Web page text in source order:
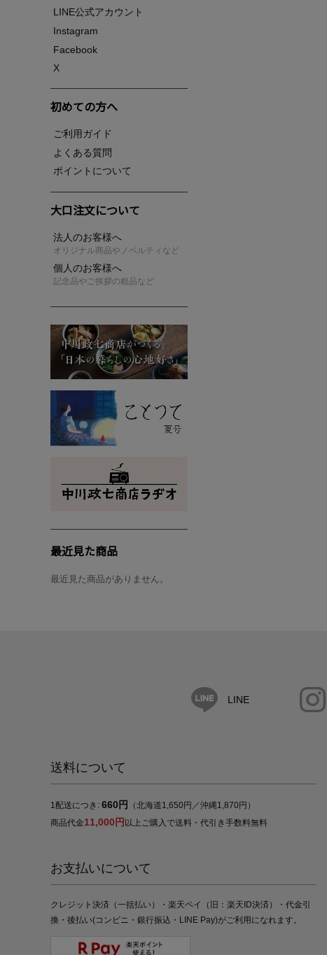
LINE公式アカウント
Instagram
Facebook
X
初めての方へ
ご利用ガイド
よくある質問
ポイントについて
大口注文について
法人のお客様へ
オリジナル商品やノベルティなど
個人のお客様へ
記念品やご挨拶の粗品など
最近見た商品
最近見た商品がありません。
LINE
送料について
1配送につき: 660円
（北海道1,650円／沖縄1,870円）
商品代金11,000円 以上ご購入で送料・代引き手数料無料
お支払いについて
クレジット決済（一括払い）・楽天ペイ（旧：楽天ID決済）・代金引
換・後払い(コンビニ・銀行振込・LINE Pay)がご利用になれます。